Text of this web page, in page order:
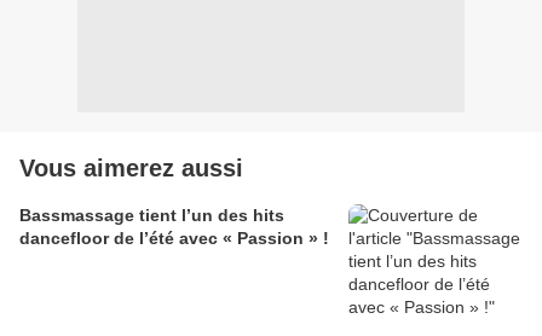
Vous aimerez aussi
Bassmassage tient l’un des hits
dancefloor de l’été avec « Passion » !